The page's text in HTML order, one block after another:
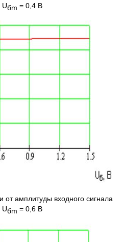
Uбm = 0,4 B
от амплитуды входного сигнала
Uбm = 0,6 B